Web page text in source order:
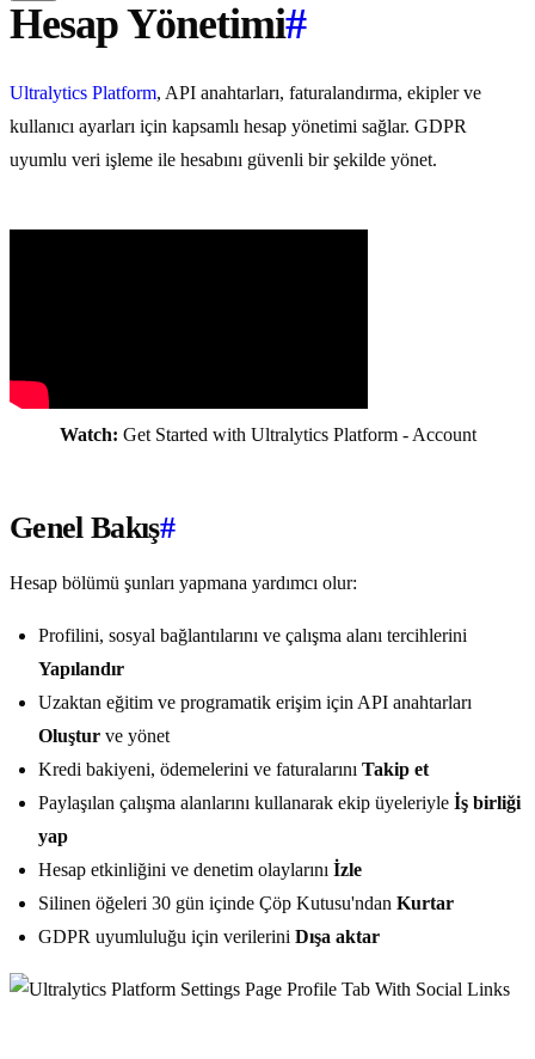
Hesap Yönetimi#
Ultralytics Platform, API anahtarları, faturalandırma, ekipler ve
kullanıcı ayarları için kapsamlı hesap yönetimi sağlar. GDPR
uyumlu veri işleme ile hesabını güvenli bir şekilde yönet.
Watch: Get Started with Ultralytics Platform - Account
Genel Bakış#
Hesap bölümü şunları yapmana yardımcı olur:
Profilini, sosyal bağlantılarını ve çalışma alanı tercihlerini
Yapılandır
Uzaktan eğitim ve programatik erişim için API anahtarları
Oluştur ve yönet
Kredi bakiyeni, ödemelerini ve faturalarını Takip et
Paylaşılan çalışma alanlarını kullanarak ekip üyeleriyle İş birliği
yap
Hesap etkinliğini ve denetim olaylarını İzle
Silinen öğeleri 30 gün içinde Çöp Kutusu'ndan Kurtar
GDPR uyumluluğu için verilerini Dışa aktar